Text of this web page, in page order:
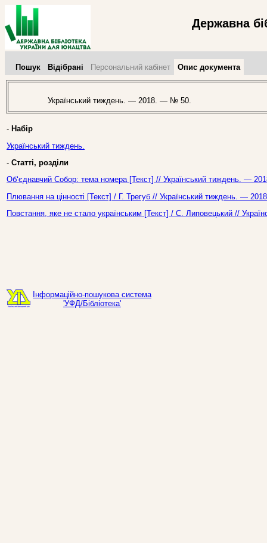
Державна
Пошук Відібрані Персональний кабінет Опис документа
Український тиждень. — 2018. — № 50.
- Набір
Український тиждень.
- Статті, розділи
Об‘єднавчий Собор: тема номера [Текст] // Український тиждень. —
Плювання на цінності [Текст] / Г. Трегуб // Український тиждень. —
Повстання, яке не стало українським [Текст] / С. Липовецький //
Інформаційно-пошукова система
'УФД/Бібліотека'